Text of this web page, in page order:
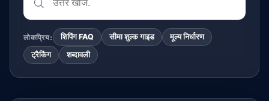
लोकप्रिय: शिपिंग FAQ सीमा शुल्क गाइड
मूल्य निर्धारण
ट्रैकिंग
शब्दावली